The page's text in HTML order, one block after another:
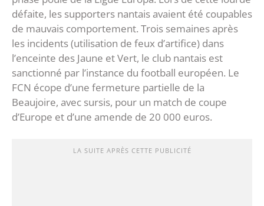
défaite, les supporters nantais avaient été coupables
de mauvais comportement. Trois semaines après
les incidents (utilisation de feux d’artifice) dans
l’enceinte des Jaune et Vert, le club nantais est
sanctionné par l’instance du football européen. Le
FCN écope d’une fermeture partielle de la
Beaujoire, avec sursis, pour un match de coupe
d’Europe et d’une amende de 20 000 euros.
LA SUITE APRÈS CETTE PUBLICITÉ